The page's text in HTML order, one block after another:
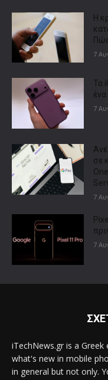
Η
7
Τα
7
σε
7
7
iTechNews.gr is a
what's new in mobile
in general but not only.